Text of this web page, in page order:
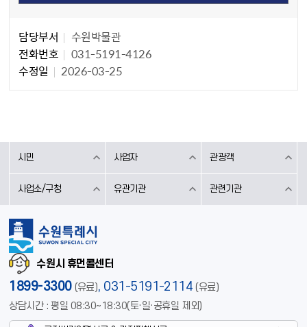
담당부서
수원박물관
전화번호
031-5191-4126
수정일
2026-03-25
시민 사업자 관광객
사업소/구청 유관기관 관련기관
수원시 휴먼콜센터
1899-3300 (유료), 031-5191-2114 (유료)
상담시간 : 평일 08:30~18:30(토·일·공휴일 제외)